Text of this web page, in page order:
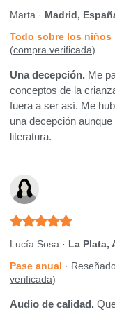
Marta · Madrid,
Todo sobre los niños
(compra verificada)
Una decepción. Me
conceptos de la
fuera a ser así. Me
una decepción
literatura.
Lucía Sosa · La Plata,
Pase anual ·
verificada)
Audio de calidad.